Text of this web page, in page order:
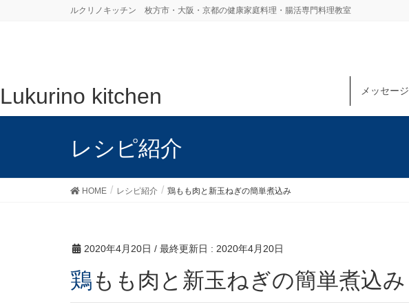
ルクリノキッチン 枚方市・大阪・京都の健康家庭料理・腸活専門料理教室
Lukurino kitchen メッセージ
レシピ紹介
HOME レシピ紹介 鶏もも肉と新玉ねぎの簡単煮込み
2020年4月20日 / 最終更新日 : 2020年4月20日
鶏もも肉と新玉ねぎの簡単煮込み